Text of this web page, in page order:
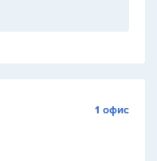
1 офис